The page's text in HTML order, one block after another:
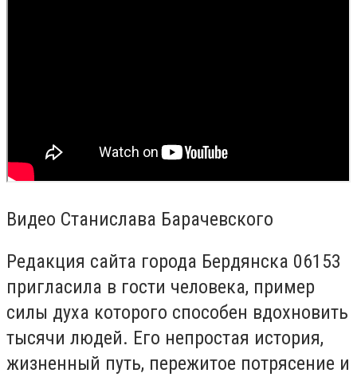
Видео Станислава Барачевского
Редакция сайта города Бердянска 06153
пригласила в гости человека, пример
силы духа которого способен вдохновить
тысячи людей. Его непростая история,
жизненный путь, пережитое потрясение и